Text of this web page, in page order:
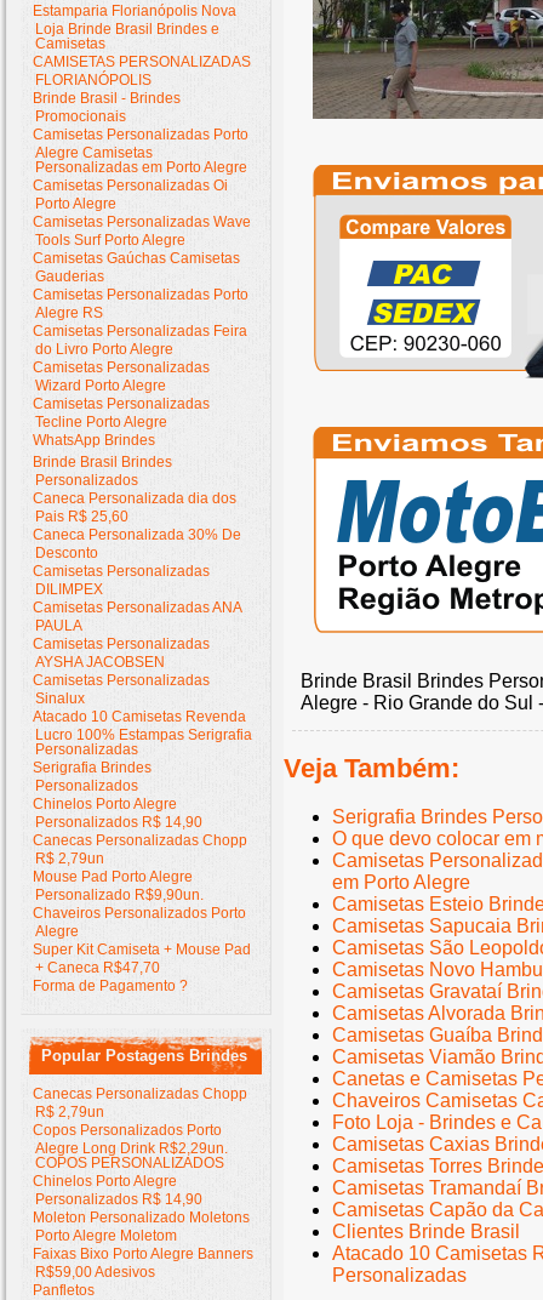
Estamparia Florianópolis Nova
Loja Brinde Brasil Brindes e
Camisetas
CAMISETAS PERSONALIZADAS
FLORIANÓPOLIS
Brinde Brasil - Brindes
Promocionais
Camisetas Personalizadas Porto
Alegre Camisetas
Personalizadas em Porto Alegre
Camisetas Personalizadas Oi
Porto Alegre
Camisetas Personalizadas Wave
Tools Surf Porto Alegre
Camisetas Gaúchas Camisetas
Gauderias
Camisetas Personalizadas Porto
Alegre RS
Camisetas Personalizadas Feira
do Livro Porto Alegre
Camisetas Personalizadas
Wizard Porto Alegre
Camisetas Personalizadas
Tecline Porto Alegre
WhatsApp Brindes
Brinde Brasil Brindes
Personalizados
Caneca Personalizada dia dos
Pais R$ 25,60
Caneca Personalizada 30% De
Desconto
Camisetas Personalizadas
DILIMPEX
Camisetas Personalizadas ANA
PAULA
Camisetas Personalizadas
AYSHA JACOBSEN
Camisetas Personalizadas
Sinalux
Atacado 10 Camisetas Revenda
Lucro 100% Estampas Serigrafia
Personalizadas
Serigrafia Brindes
Personalizados
Chinelos Porto Alegre
Personalizados R$ 14,90
Canecas Personalizadas Chopp
R$ 2,79un
Mouse Pad Porto Alegre
Personalizado R$9,90un.
Chaveiros Personalizados Porto
Alegre
Super Kit Camiseta + Mouse Pad
+ Caneca R$47,70
Forma de Pagamento ?
Popular Postagens Brindes
Canecas Personalizadas Chopp
R$ 2,79un
Copos Personalizados Porto
Alegre Long Drink R$2,29un.
COPOS PERSONALIZADOS
Chinelos Porto Alegre
Personalizados R$ 14,90
Moleton Personalizado Moletons
Porto Alegre Moletom
Faixas Bixo Porto Alegre Banners
R$59,00 Adesivos
Panfletos
Brinde Brasil Brindes
Alegre - Rio Grande do Sul
Veja Também:
Serigrafia Brindes
O que devo colocar em
Camisetas
em Porto Alegre
Camisetas Esteio
Camisetas Sapucaia
Camisetas São
Camisetas Novo
Camisetas Gravataí
Camisetas Alvorada
Camisetas Guaíba
Camisetas Viamão
Canetas e Camisetas
Chaveiros Camisetas
Foto Loja - Brindes e
Camisetas Caxias
Camisetas Torres
Camisetas Tramandaí
Camisetas Capão da
Clientes Brinde Brasil
Atacado 10 Camisetas
Personalizadas